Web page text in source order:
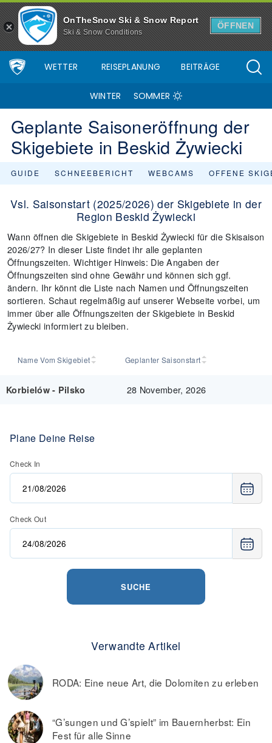
OnTheSnow Ski & Snow Report
Ski & Snow Conditions
ÖFFNEN
WETTER REISEPLANUNG BEITRÄGE
WINTER SOMMER
Geplante Saisoneröffnung der
Skigebiete in Beskid Żywiecki
GUIDE SCHNEEBERICHT WEBCAMS OFFENE
Vsl. Saisonstart (2025/2026) der Skigebiete in der
Region Beskid Żywiecki
Wann öffnen die Skigebiete in Beskid Żywiecki für die Skisaison
2026/27? In dieser Liste findet ihr alle geplanten
Öffnungszeiten. Wichtiger Hinweis: Die Angaben der
Öffnungszeiten sind ohne Gewähr und können sich ggf.
ändern. Ihr könnt die Liste nach Namen und Öffnungszeiten
sortieren. Schaut regelmäßig auf unserer Webseite vorbei, um
immer über alle Öffnungszeiten der Skigebiete in Beskid
Żywiecki informiert zu bleiben.
Name Vom Skigebiet Geplanter Saisonstart
Korbielów - Pilsko 28 November, 2026
Plane Deine Reise
Check In
Check Out
SUCHE
Verwandte Artikel
RODA: Eine neue Art, die Dolomiten zu erleben
“G’sungen und G’spielt” im Bauernherbst: Ein
Fest für alle Sinne